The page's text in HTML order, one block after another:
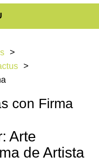
con Firma
Arte
de Artista